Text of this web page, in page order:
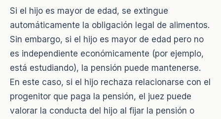
Si el hijo es mayor de edad, se extingue
automáticamente la obligación legal de alimentos.
Sin embargo, si el hijo es mayor de edad pero no
es independiente económicamente (por ejemplo,
está estudiando), la pensión puede mantenerse.
En este caso, si el hijo rechaza relacionarse con el
progenitor que paga la pensión, el juez puede
valorar la conducta del hijo al fijar la pensión o